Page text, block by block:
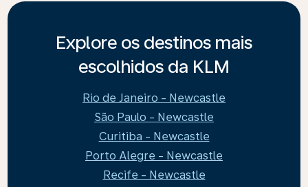
Explore os destinos mais
escolhidos da KLM
Rio de Janeiro - Newcastle
São Paulo - Newcastle
Curitiba - Newcastle
Porto Alegre - Newcastle
Recife - Newcastle